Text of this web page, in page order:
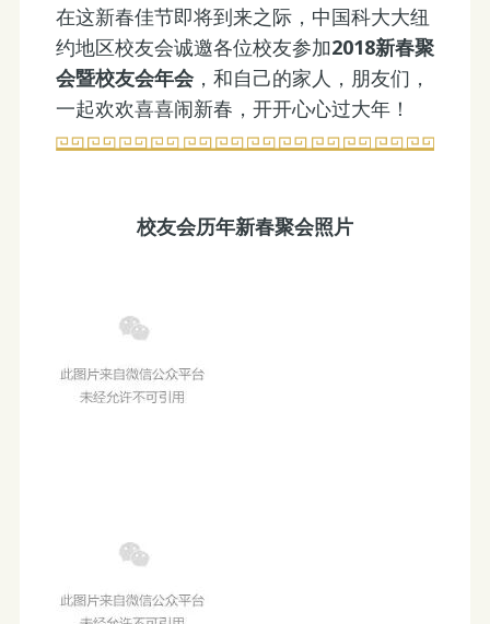
在这新春佳节即将到来之际，中国科大大纽
约地区校友会诚邀各位校友参加2018新春聚
会暨校友会年会，和自己的家人，朋友们，
一起欢欢喜喜闹新春，开开心心过大年！
校友会历年新春聚会照片